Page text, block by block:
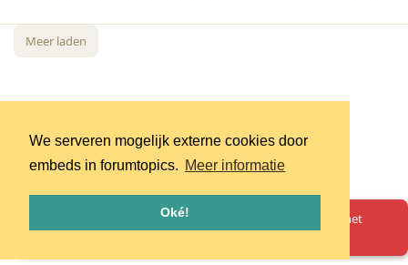
We serveren mogelijk externe cookies door
embeds in forumtopics. Meer informatie
Oké!
Meer laden
Oeps! Er is iets misgegaan. Herlaad de pagina en probeer het
opnieuw.